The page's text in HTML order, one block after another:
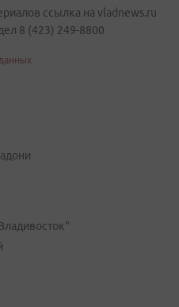
ссылка на vladnews.ru
8 (423) 249-8800